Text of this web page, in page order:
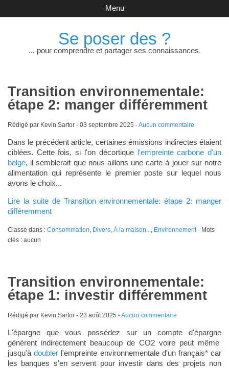
Se poser des ?
... pour comprendre et partager ses connaissances.
Menu
Transition environnementale:
étape 2: manger différemment
Rédigé par Kevin Sartor - 03 septembre 2025 -Aucun commentaire
Dans le précédent article, certaines émissions indirectes étaient
ciblées. Cette fois, si l'on décortique l'empreinte carbone d'un
belge, il semblerait que nous aillons une carte à jouer sur notre
alimentation qui représente le premier poste sur lequel nous
avons le choix...
Lire la suite de Transition environnementale: étape 2: manger
différemment
Classé dans : Consommation, Divers, Á la maison..., Environnement- Mots
clés : aucun
Transition environnementale:
étape 1: investir différemment
Rédigé par Kevin Sartor - 23 août 2025 -Aucun commentaire
L'épargne que vous possédez sur un compte d'épargne
génèrent indirectement beaucoup de CO2 voire peut même
jusqu'àdoubler l'empreinte environnementale d'un français* car
les banques s'en servent pour investir dans des projets non